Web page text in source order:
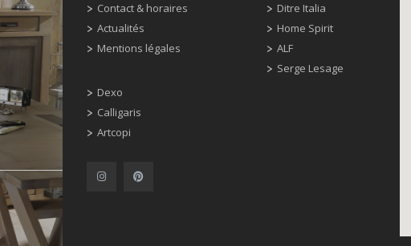
Contact & horaires
Actualités
Mentions légales
Dexo
Calligaris
Artcopi
Ditre Italia
Home Spirit
ALF
Serge Lesage